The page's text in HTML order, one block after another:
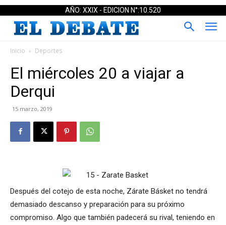
AÑO: XXIX - EDICION N°:10.520
Inicio Deportes
El miércoles 20 a viajar a
Derqui
15 marzo, 2019
Después del cotejo de esta noche, Zárate Básket no tendrá
demasiado descanso y preparación para su próximo
compromiso. Algo que también padecerá su rival, teniendo en